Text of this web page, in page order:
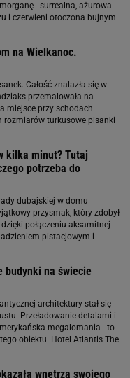
- surrealna, ażurowa
i czerwieni otoczona bujnym
na Wielkanoc.
Całość znalazła się w
przemalowała na
miejsce przy schodach.
rozmiarów turkusowe pisanki
kilka minut? Tutaj
potrzeba do
dubajskiej w domu
przysmak, który zdobył
połączeniu aksamitnej
pistacjowym i
budynki na świecie
architektury stał się
Przeładowanie detalami i
megalomania - to
obiektu. Hotel Atlantis The
wnętrza swojego